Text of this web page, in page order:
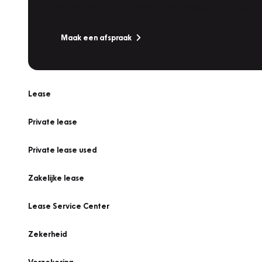
Maak een afspraak
Lease
Private lease
Private lease used
Zakelijke lease
Lease Service Center
Zekerheid